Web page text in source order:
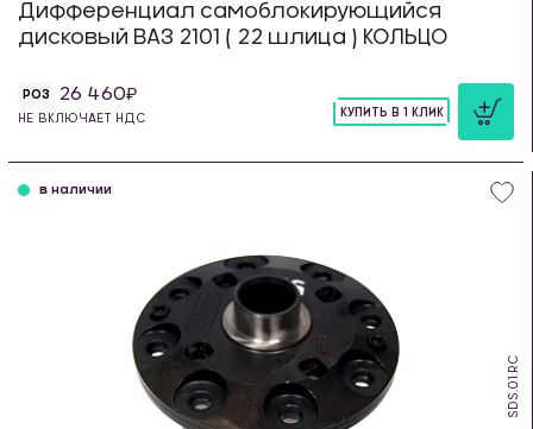
Дифференциал самоблокирующийся
дисковый ВАЗ 2101 ( 22 шлица ) КОЛЬЦО
РОЗ 26 460
НЕ ВКЛЮЧАЕТ НДС
КУПИТЬ В 1 КЛИК
SDS.01.RC
в наличии